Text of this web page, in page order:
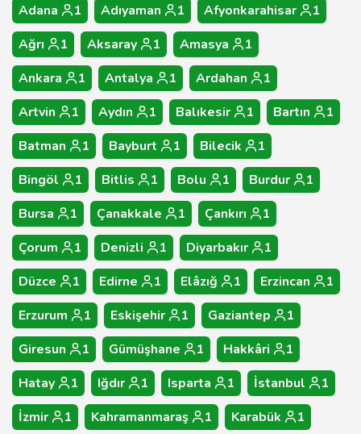
Adana 1 Adıyaman 1 Afyonkarahisar
1
Ağrı
1 Aksaray 1 Amasya
1
Ankara
1 Antalya 1 Ardahan
1
Artvin
1 Aydın 1 Balıkesir 1 Bartın
1
Batman
1 Bayburt 1 Bilecik
1
Bingöl
1 Bitlis 1 Bolu 1 Burdur
1
Bursa
1 Çanakkale 1 Çankırı
1
Çorum
1 Denizli 1 Diyarbakır
1
Düzce
1 Edirne 1 Elâzığ 1 Erzincan
1
Erzurum
1 Eskişehir 1 Gaziantep
1
Giresun
1 Gümüşhane 1 Hakkâri
1
Hatay
1 Iğdır 1 Isparta 1 İstanbul
1
İzmir
1 Kahramanmaraş 1 Karabük
1